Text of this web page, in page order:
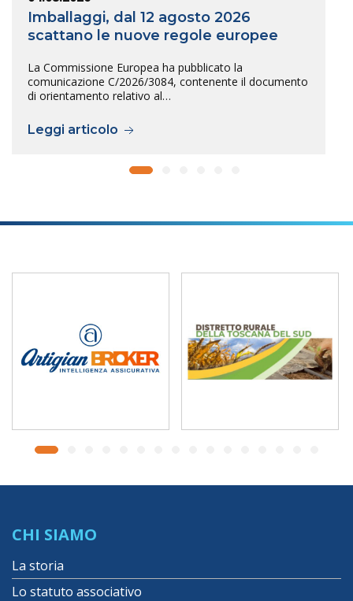
Imballaggi, dal 12 agosto 2026
scattano le nuove regole europee
La Commissione Europea ha pubblicato la
comunicazione C/2026/3084, contenente il documento
di orientamento relativo al…
Leggi articolo
CHI SIAMO
La storia
Lo statuto associativo